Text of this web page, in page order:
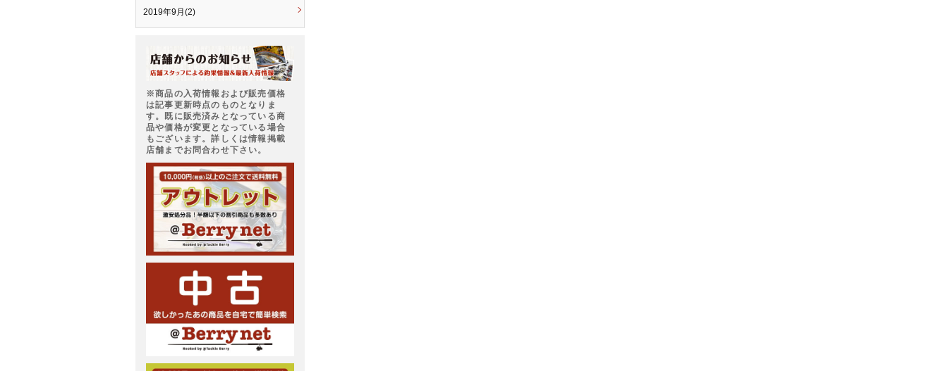
2019年9月(2)
※商品の入荷情報および販売価格
は記事更新時点のものとなりま
す。既に販売済みとなっている商
品や価格が変更となっている場合
もございます。詳しくは情報掲載
店舗までお問合わせ下さい。